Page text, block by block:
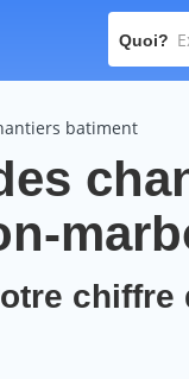
Quoi?
batiment